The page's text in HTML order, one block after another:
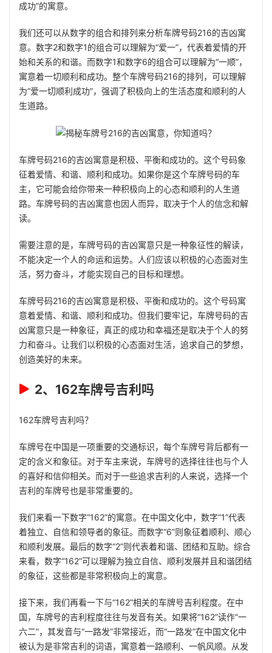
成功”的寓意。
我们还可以从数字的组合和排列来分析车牌号码216的吉凶寓
意。数字2和数字1的组合可以理解为“爱一”，代表着爱情的开
始和关系的和谐。而数字1和数字6的组合可以理解为“一顺”，
寓意着一切顺利和成功。整个车牌号码216的排列，可以理解
为“爱一切顺利成功”，强调了积极向上的生活态度和顺利的人
生道路。
车牌号码216的吉凶寓意是积极、平衡和成功的。这个号码象
征着爱情、和谐、顺利和成功。如果你是这个车牌号码的车
主，它可能会给你带来一种积极向上的心态和顺利的人生道
路。车牌号码的吉凶寓意也因人而异，取决于个人的信念和解
读。
需要注意的是，车牌号码的吉凶寓意只是一种象征性的解读，
不能决定一个人的命运和运势。人们应该以积极的心态面对生
活，努力奋斗，才能实现自己的目标和理想。
车牌号码216的吉凶寓意是积极、平衡和成功的。这个号码寓
意着爱情、和谐、顺利和成功。但我们要牢记，车牌号码的吉
凶寓意只是一种象征，真正的成功和幸福还是取决于个人的努
力和奋斗。让我们以积极的心态面对生活，追求自己的梦想，
创造美好的未来。
2、162车牌号吉利吗
162车牌号吉利吗？
车牌号在中国是一项重要的交通标识，每个车牌号背后都有一
定的含义和象征。对于车主来说，车牌号的选择往往也与个人
的喜好和信仰相关。而对于一些追求吉利的人来说，选择一个
吉利的车牌号也是非常重要的。
我们来看一下数字“162”的寓意。在中国文化中，数字“1”代表
着独立、自信和领导者的象征。而数字“6”则象征着顺利、顺心
和顺利发展。最后的数字“2”则代表着和谐、团结和互助。综合
来看，数字“162”可以理解为独立自信、顺利发展并且和谐团结
的象征，这些都是非常积极向上的寓意。
接下来，我们再看一下与“162”相关的车牌号吉利程度。在中
国，车牌号的吉利程度往往与发音有关。如果将“162”读作“一
六二”，其发音与“一路发”非常接近，而“一路发”在中国文化中
被认为是非常吉利的词语，寓意着一路顺利、一帆风顺。从发